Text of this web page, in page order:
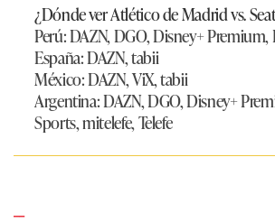
¿Dónde ver Atlético de Madrid vs.
Perú:DAZN, DGO, Disney+
España:DAZN, tabii
México:DAZN, ViX, tabii
Argentina:DAZN, DGO, Disney+
Sports, mitelefe, Telefe